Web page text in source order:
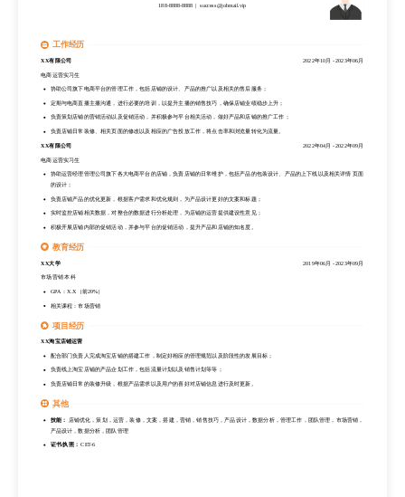
188-8888-8888 success@jobmail.vip
工作经历
XX有限公司 2022年10月 -2023年06月
电商运营实习生
协助公司旗下电商平台的管理工作，包括店铺的设计、产品的推广以及相关的售后服务；
定期与电商直播主播沟通，进行必要的培训，以提升主播的销售技巧，确保店铺业绩稳步上升；
负责策划店铺的营销活动以及促销活动，并积极参与平台相关活动，做好产品和店铺的推广工作；
负责店铺日常装修、相关页面的修改以及相应的广告投放工作，将点击率和浏览量转化为流量。
XX有限公司 2022年04月 -2022年09月
电商运营实习生
协助运营经理管理公司旗下各大电商平台的店铺，负责店铺的日常维护，包括产品的包装设计、产品的上下线以及相关详情 页面
的设计；
负责店铺产品的优化更新，根据客户需求和优化规则，为产品设计更好的文案和标题；
实时监控店铺相关数据，对整合的数据进行分析处理，为店铺的运营提供建设性意见；
积极开展店铺内部的促销活动，并参与平台的促销活动，提升产品和店铺的知名度。
教育经历
XX大学 2019年06月 -2023年09月
市场营销 本科
GPA：X.X（前20%）
相关课程：市场营销
项目经历
XX淘宝店铺运营
配合部门负责人完成淘宝店铺的搭建工作，制定好相应的管理规范以及阶段性的发展目标；
负责线上淘宝店铺的产品企划工作，包括流量计划以及销售计划等等；
负责店铺日常的装修升级，根据产品需求以及用户的喜好对店铺信息进行及时更新。
其他
技能：
店铺优化，策划，运营，装修，文案，搭建，营销，销售技巧，产品设计，数据分析，管理工作，团队管理，市场营销，
产品设计，数据分析，团队管理
证书/执照： CET-6